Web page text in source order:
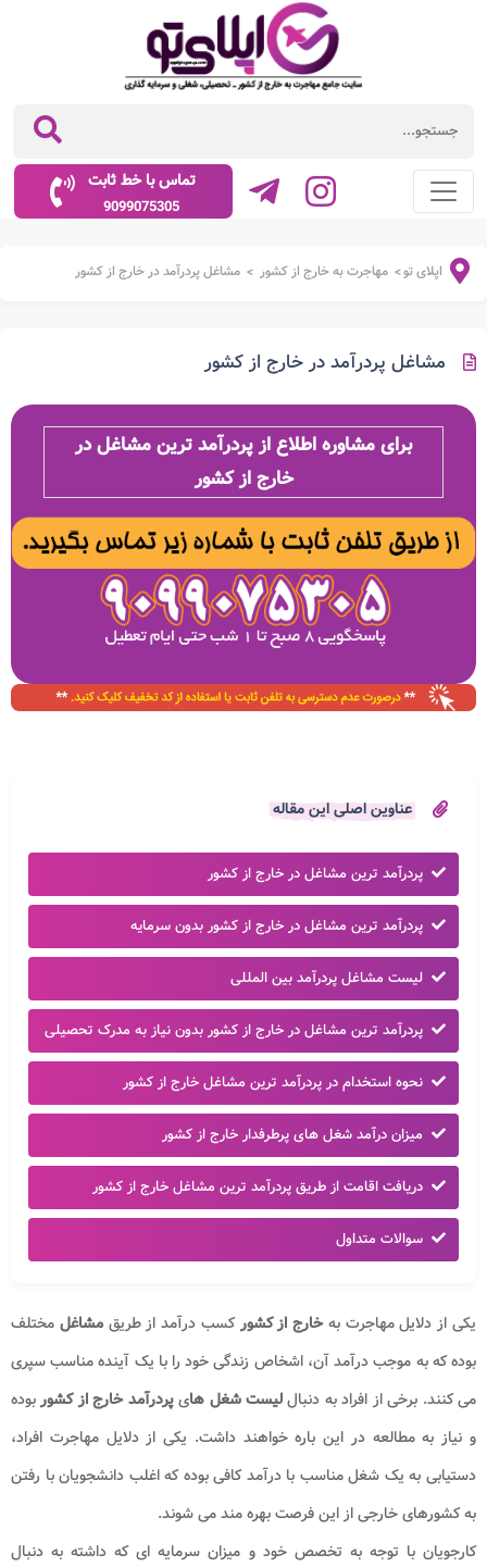
تماس با خط ثابت
9099075305
اپلای تو> مهاجرت به خارج از کشور > مشاغل پردرآمد در خارج از کشور
مشاغل پردرآمد در خارج از کشور
برای مشاوره اطلاع از پردرآمد ترین مشاغل در
خارج از کشور
عناوین اصلی این مقاله
پردرآمد ترین مشاغل در خارج از کشور
پردرآمد ترین مشاغل در خارج از کشور بدون سرمایه
لیست مشاغل پردرآمد بین المللی
پردرآمد ترین مشاغل در خارج از کشور بدون نیاز به مدرک تحصیلی
نحوه استخدام در پردرآمد ترین مشاغل خارج از کشور
میزان درآمد شغل های پرطرفدار خارج از کشور
دریافت اقامت از طریق پردرآمد ترین مشاغل خارج از کشور
سوالات متداول
یکی از دلایل مهاجرت بهخارج از کشورکسب درآمد از طریقمشاغل مختلف
بوده که به موجب درآمد آن، اشخاص زندگی خود را با یک آینده مناسب سپری
می کنند. برخی از افراد به دنباللیست شغل هایپردرآمد خارج از کشوربوده
و نیاز به مطالعه در این باره خواهند داشت. یکی از دلایل مهاجرت افراد،
دستیابی به یک شغل مناسب با درآمد کافی بوده که اغلب دانشجویان با رفتن
به کشورهای خارجی از این فرصت بهره مند می شوند.
کارجویان با توجه به تخصص خود و میزان سرمایه ای که داشته به دنبال